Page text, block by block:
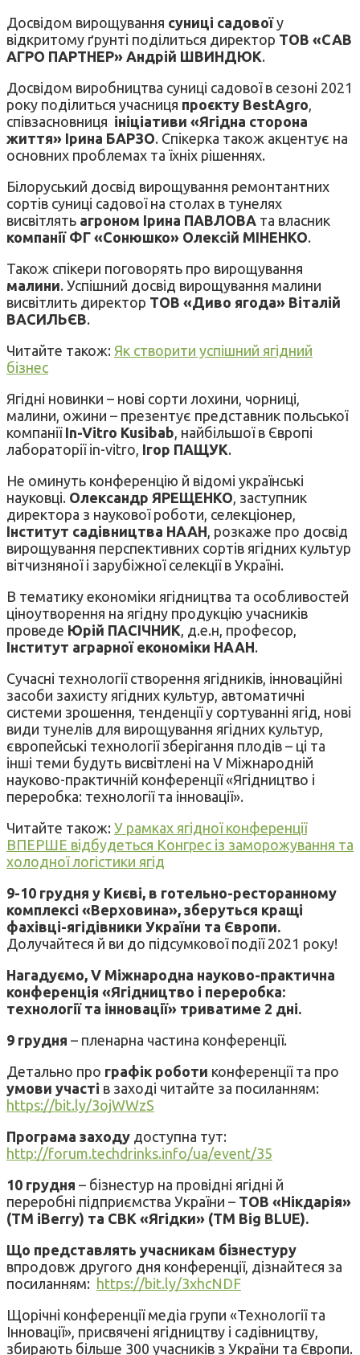
Досвідом вирощування суниці садовоїу
відкритому ґрунті поділиться директор ТОВ «САВ
АГРО ПАРТНЕР» Андрій ШВИНДЮК.
Досвідом виробництва суниці садової в сезоні 2021
року поділиться учасниця проєкту BestAgro
співзасновниця ініціативи «Ягідна сторона
життя» Ірина БАРЗО. Спікерка також акцентує на
основних проблемах та їхніх рішеннях.
Білоруський досвід вирощування ремонтантних
сортів суниці садової на столах в тунелях
висвітлять агроном Ірина ПАВЛОВА та власник
компанії ФГ «Сонюшко» Олексій МІНЕНКО.
Також спікери поговорять про вирощування
малини. Успішний досвід вирощування малини
висвітлить директор ТОВ «Диво ягода» Віталій
ВАСИЛЬЄВ.
Читайте також: Як створити успішний ягідний
бізнес
Ягідні новинки – нові сорти лохини, чорниці,
малини, ожини – презентує представник польської
компанії In-Vitro Kusibab , найбільшої в Європі
лабораторії in-vitro, Ігор ПАЩУК.
Не оминуть конференцію й відомі українські
науковці. Олександр ЯРЕЩЕНКО , заступник
директора з наукової роботи, селекціонер,
Інститут садівництва НААН , розкаже про досвід
вирощування перспективних сортів ягідних культур
вітчизняної і зарубіжної селекції в Україні.
В тематику економіки ягідництва та особливостей
ціноутворення на ягідну продукцію учасників
проведе Юрій ПАСІЧНИК , д.е.н, професор,
Інститут аграрної економіки НААН.
Сучасні технології створення ягідників, інноваційні
засоби захисту ягідних культур, автоматичні
системи зрошення, тенденції у сортуванні ягід, нові
види тунелів для вирощування ягідних культур,
європейські технології зберігання плодів – ці та
інші теми будуть висвітлені на V Міжнародній
науково-практичній конференції «Ягідництво і
переробка: технології та інновації».
Читайте також: У рамках ягідної конференції
ВПЕРШЕ відбудеться Конгрес із заморожування та
холодної логістики ягід
9-10 грудня у Києві, в готельно-ресторанному
комплексі «Верховина», зберуться кращі
фахівці-ягідівники України та Європи.
Долучайтеся й ви до підсумкової події 2021 року!
Нагадуємо, V Міжнародна науково-практична
конференція «Ягідництво і переробка:
технології та інновації» триватиме 2 дні.
9 грудня – пленарна частина конференції.
Детально про графік роботи конференції та про
умови участі в заході читайте за посиланням:
https://bit.ly/3ojWWzS
Програма заходу доступна тут:
http://forum.techdrinks.info/ua/event/35
10 грудня – бізнестур на провідні ягідні й
переробні підприємства України – ТОВ «Нікдарія»
(ТМ iBerry) та СВК «Ягідки» (TM Big BLUE).
Що представлять учасникам бізнестуру
впродовж другого дня конференції, дізнайтеся за
посиланням: https://bit.ly/3xhcNDF
Щорічні конференції медіа групи «Технології та
Інновації», присвячені ягідництву і садівництву,
збирають більше 300 учасників з України та Європи.